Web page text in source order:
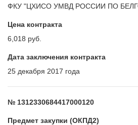
ФКУ "ЦХИСО УМВД РОССИИ ПО
Цена контракта
6,018 руб.
Дата заключения контракта
25 декабря 2017 года
№ 1312330684417000120
Предмет закупки (ОКПД2)